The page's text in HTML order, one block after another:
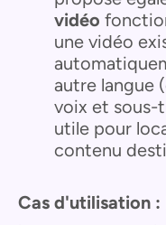
vidéo
une vidéo
autre langue
voix et sous-
utile pour
contenu
Cas d'utilisation :